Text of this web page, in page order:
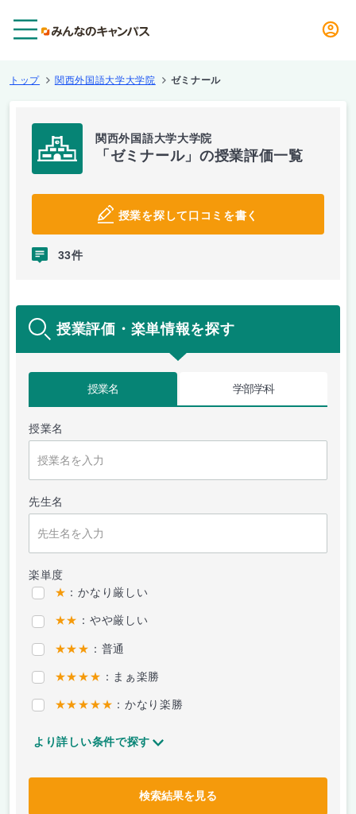
トップ 関西外国語大学大学院 ゼミナール
関西外国語大学大学院
「ゼミナール」の授業評価一覧
授業を探して口コミを書く
33件
授業評価・楽単情報を探す
授業名 学部学科
授業名
先生名
楽単度
★ ：かなり厳しい
★★ ：やや厳しい
★★★ ：普通
★★★★ ：まぁ楽勝
★★★★★ ：かなり楽勝
より詳しい条件で探す
検索結果を見る